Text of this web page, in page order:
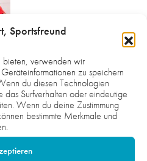
Sportsfreund
bieten, verwenden wir
zu speichern
du diesen Technologien
das Surfverhalten oder eindeutige
Wenn du deine Zustimmung
bestimmte Merkmale und
sind urheberrechtlich
Übernahme